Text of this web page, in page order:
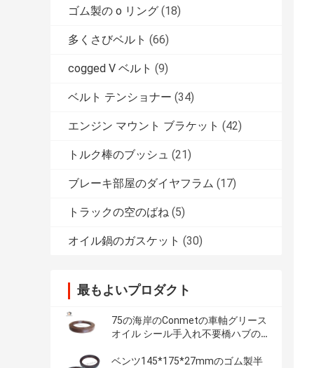
ゴム製の o リング (18)
多くさびベルト (66)
cogged V ベルト (9)
ベルト テンショナー (34)
エンジン マウント ブラケット (42)
トルク棒のブッシュ (21)
ブレーキ部屋のダイヤフラム (17)
トラックの空のばね (5)
オイル鍋のガスケット (30)
最もよいプロダクト
75の海岸のConmetの車軸グリース
オイル シール手入れ不要橋ハブの
ベンツ145*175*27mmのゴム製半